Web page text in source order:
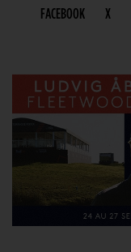
FACEBOOK X